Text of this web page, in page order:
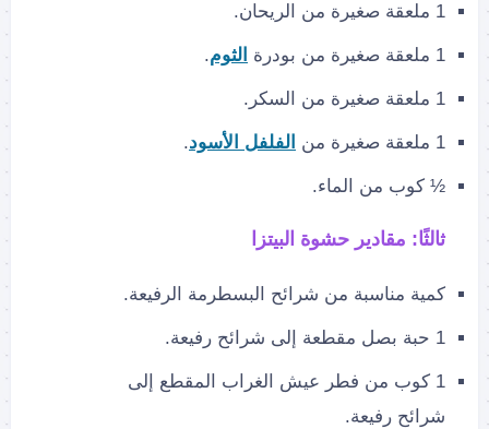
1 ملعقة صغيرة من الريحان.
1 ملعقة صغيرة من بودرة الثوم.
1 ملعقة صغيرة من السكر.
1 ملعقة صغيرة من الفلفل الأسود.
½ كوب من الماء.
ثالثًا: مقادير حشوة البيتزا
كمية مناسبة من شرائح البسطرمة الرفيعة.
1 حبة بصل مقطعة إلى شرائح رفيعة.
1 كوب من فطر عيش الغراب المقطع إلى
شرائح رفيعة.